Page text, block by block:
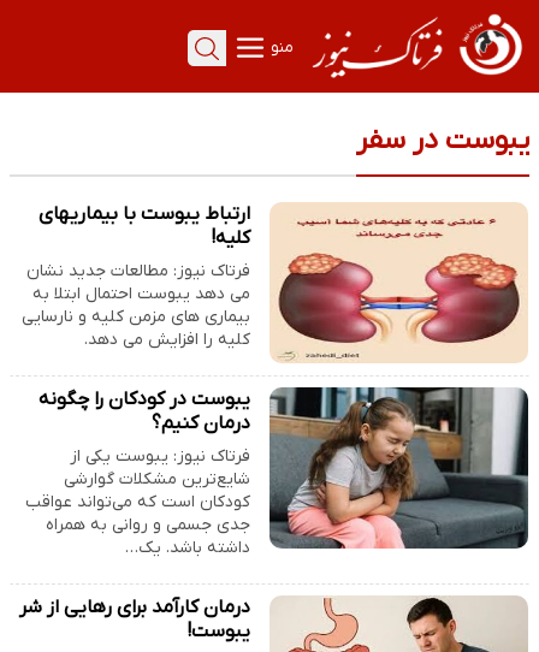
منو
یبوست در سفر
ارتباط یبوست با بیماریهای
کلیه!
فرتاک نیوز: مطالعات جدید نشان
می دهد یبوست احتمال ابتلا به
بیماری های مزمن کلیه و نارسایی
کلیه را افزایش می دهد.
یبوست در کودکان را چگونه
درمان کنیم؟
فرتاک نیوز: یبوست یکی از
شایع‌ترین مشکلات گوارشی
کودکان است که می‌تواند عواقب
جدی جسمی و روانی به همراه
داشته باشد. یک…
درمان کارآمد برای رهایی از شر
یبوست!